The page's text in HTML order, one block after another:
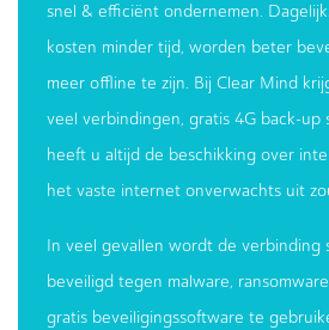
snel & efficiënt ondernemen.
kosten minder tijd, worden beter
meer offline te zijn. Bij Clear Mind
veel verbindingen, gratis 4G back-up
heeft u altijd de beschikking over
het vaste internet onverwachts uit
In veel gevallen wordt de verbinding
beveiligd tegen malware,
gratis beveiligingssoftware te